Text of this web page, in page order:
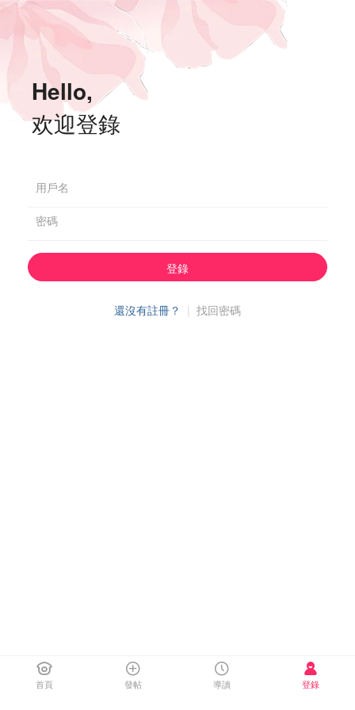
Hello,
欢迎登錄
用戶名
密碼
登錄
還沒有註冊？ | 找回密碼
首頁 發帖 導讀 登錄